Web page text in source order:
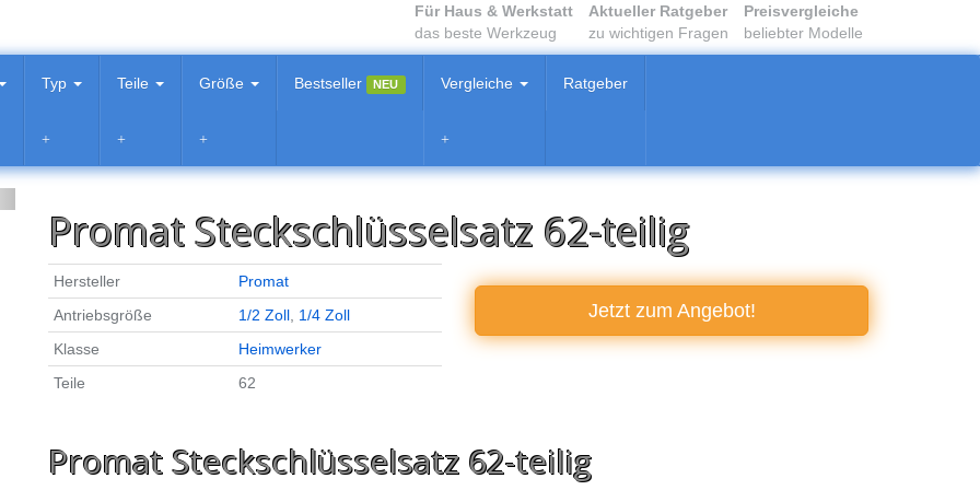
Für Haus & Werkstatt
das beste Werkzeug
Aktueller Ratgeber
zu wichtigen Fragen
Preisvergleiche
beliebter Modelle
Typ Teile Größe Bestseller NEU Vergleiche Ratgeber
Promat Steckschlüsselsatz 62-teilig
Jetzt zum Angebot!
Hersteller
Promat
Antriebsgröße
1/2 Zoll 1/4 Zoll
Klasse
Heimwerker
Teile
62
Promat Steckschlüsselsatz 62-teilig